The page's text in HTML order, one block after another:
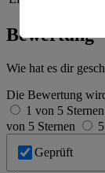
Bewertung
Wie hat es dir
Die Bewertung
1 von 5 Sternen
von 5 Sternen
Geprüft